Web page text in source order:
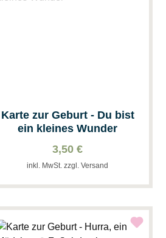
Karte zur Geburt - Du bist
ein kleines Wunder
3,50 €
inkl. MwSt. zzgl. Versand